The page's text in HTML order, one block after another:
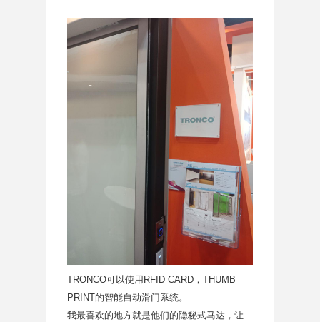
TRONCO可以使用RFID CARD，THUMB
PRINT的智能自动滑门系统。
我最喜欢的地方就是他们的隐秘式马达，让